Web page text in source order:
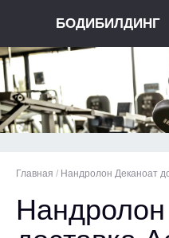
БОДИБИЛДИНГ
Главная / Нандролон Деканоат